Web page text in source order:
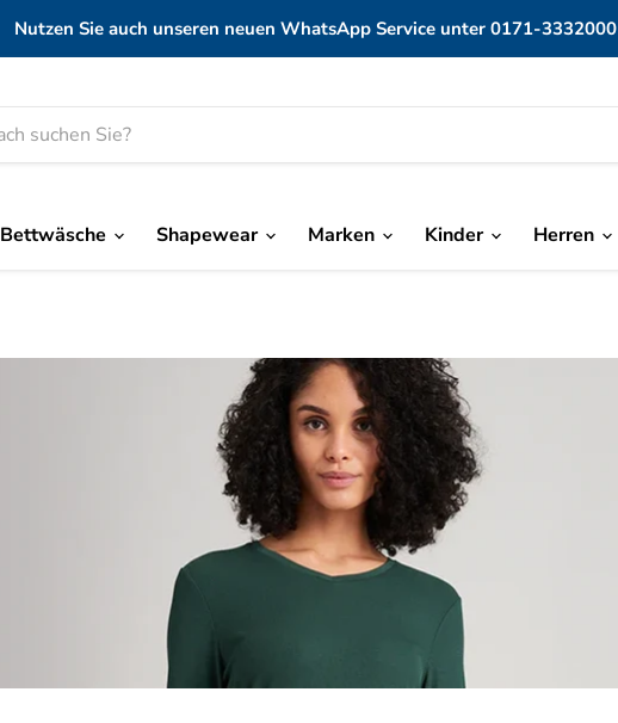
Nutzen Sie auch unseren neuen WhatsApp Service unter 0171-3332000
Bettwäsche Shapewear Marken Kinder Herren